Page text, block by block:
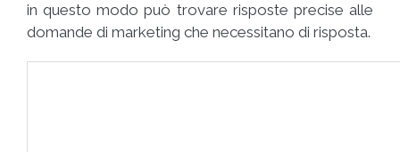
in questo modo può trovare risposte precise alle
domande di marketing che necessitano di risposta.